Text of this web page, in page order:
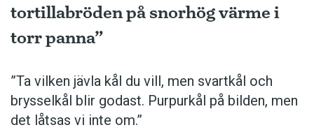
tortillabröden på snorhög värme i
torr panna”
”Ta vilken jävla kål du vill, men svartkål och
brysselkål blir ­godast. ­Purpurkål på bilden, men
det låtsas vi inte om.”